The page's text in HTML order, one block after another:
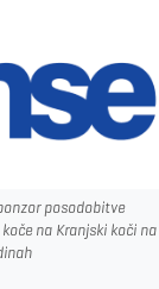
posodobitve
na Kranjski koči na